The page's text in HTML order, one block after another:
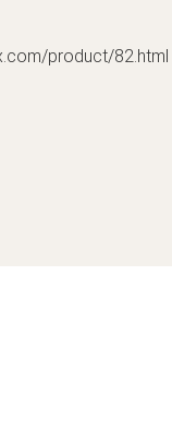
product/82.html